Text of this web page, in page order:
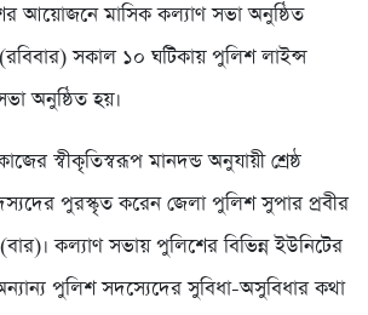
আয়োজনে মাসিক কল্যাণ সভা অনুষ্ঠিত
সকাল ১০ ঘটিকায় পুলিশ লাইন্স
অনুষ্ঠিত হয়।
স্বীকৃতিস্বরূপ মানদন্ড অনুযায়ী শ্রেষ্ঠ
পুরস্কৃত করেন জেলা পুলিশ সুপার প্রবীর
কল্যাণ সভায় পুলিশের বিভিন্ন ইউনিটের
অন্যান্য পুলিশ সদস্যেদের সুবিধা-অসুবিধার কথা